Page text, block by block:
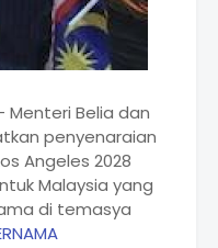
Menteri Belia dan
penyenaraian
Angeles 2028
Malaysia yang
di temasya